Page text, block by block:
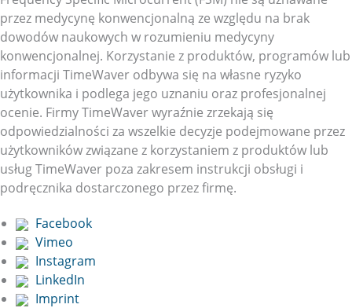
przez medycynę konwencjonalną ze względu na brak
dowodów naukowych w rozumieniu medycyny
konwencjonalnej. Korzystanie z produktów, programów lub
informacji TimeWaver odbywa się na własne ryzyko
użytkownika i podlega jego uznaniu oraz profesjonalnej
ocenie. Firmy TimeWaver wyraźnie zrzekają się
odpowiedzialności za wszelkie decyzje podejmowane przez
użytkowników związane z korzystaniem z produktów lub
usług TimeWaver poza zakresem instrukcji obsługi i
podręcznika dostarczonego przez firmę.
Facebook
Vimeo
Instagram
LinkedIn
Imprint